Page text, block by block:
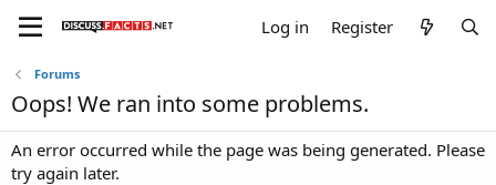
Log in Register
Forums
Oops! We ran into some problems.
An error occurred while the page was being generated. Please
try again later.